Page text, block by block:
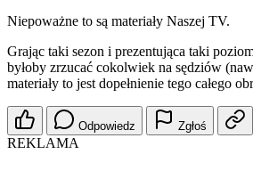
Niepoważne to są materiały Naszej TV.
Grając taki sezon i prezentująca taki
byłoby zrzucać cokolwiek na sędziów
materiały to jest dopełnienie tego całego
Odpowiedz Zgłoś
REKLAMA